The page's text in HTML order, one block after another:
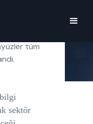
verildi.
tüm
sektör